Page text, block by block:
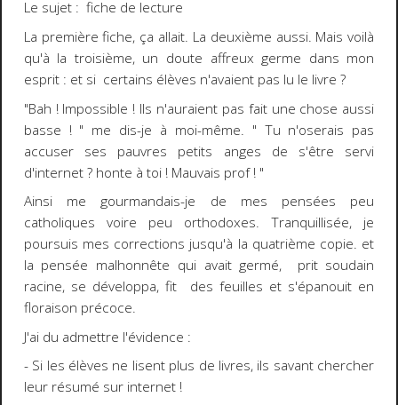
Le sujet : fiche de lecture
La première fiche, ça allait. La deuxième aussi. Mais voilà
qu'à la troisième, un doute affreux germe dans mon
esprit : et si certains élèves n'avaient pas lu le livre ?
"Bah ! Impossible ! Ils n'auraient pas fait une chose aussi
basse ! " me dis-je à moi-même. " Tu n'oserais pas
accuser ses pauvres petits anges de s'être servi
d'internet ? honte à toi ! Mauvais prof ! "
Ainsi me gourmandais-je de mes pensées peu
catholiques voire peu orthodoxes. Tranquillisée, je
poursuis mes corrections jusqu'à la quatrième copie. et
la pensée malhonnête qui avait germé, prit soudain
racine, se développa, fit des feuilles et s'épanouit en
floraison précoce.
J'ai du admettre l'évidence :
- Si les élèves ne lisent plus de livres, ils savant chercher
leur résumé sur internet !